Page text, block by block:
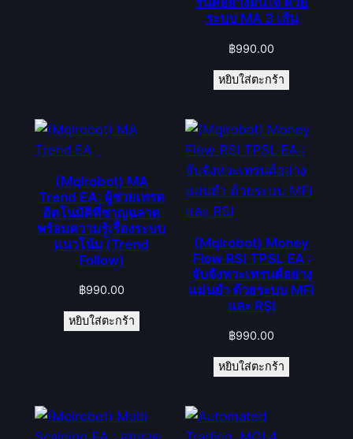
ระบบ MA 3 เส้น
฿990.00
หยิบใส่ตะกร้า
(Mqlrobot) MA
Trend EA: ผู้ช่วยเทรด
อัตโนมัติที่ชาญฉลาด
พร้อมความรู้เรื่องระบบ
แนวโน้ม (Trend
Follow)
฿990.00
หยิบใส่ตะกร้า
(Mqlrobot) Money
Flow RSI TPSL EA :
จับจังหวะเทรนด์อย่าง
แม่นยำ ด้วยระบบ MFI
และ RSI
฿990.00
หยิบใส่ตะกร้า